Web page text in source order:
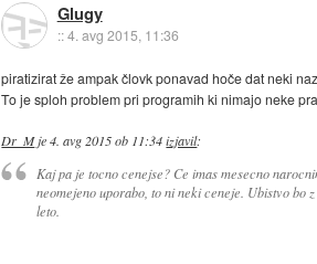
Glugy
::4. avg 2015, 11:36
piratizirat že ampak človk ponavad hoče dat neki
To je sploh problem pri programih ki nimajo neke
Dr_Mje4. avg 2015 ob 11:34 izjavil:
Kaj pa je tocno cenejse? Ce imas mesecno
neomejeno uporabo, to ni neki ceneje. Ubistvo bo
leto.